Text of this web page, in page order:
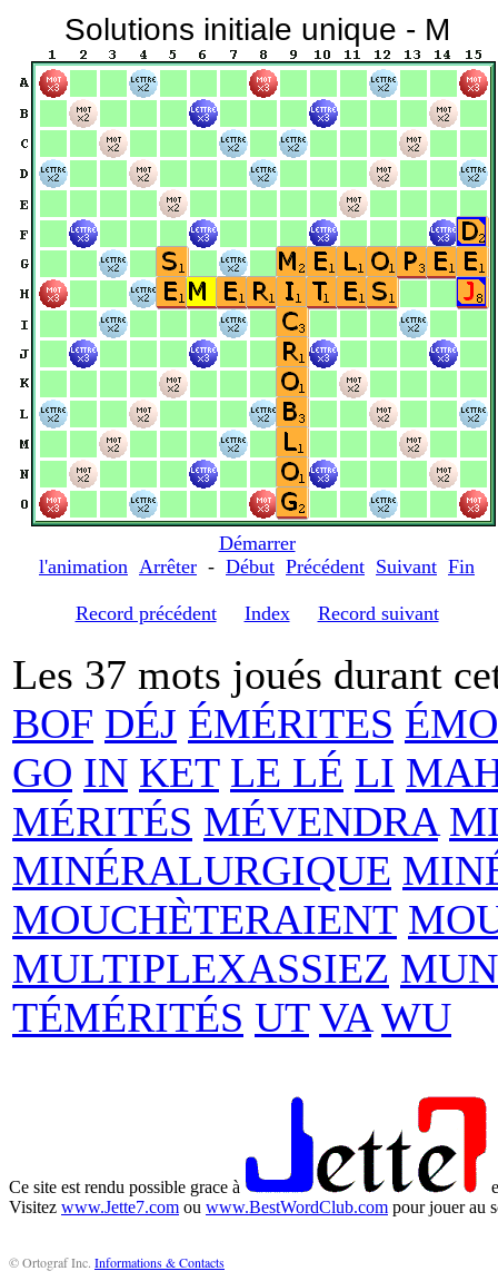
Solutions initiale unique - M
Démarrer
l'animation Arrêter - Début Précédent Suivant Fin
Record précédent Index Record suivant
Les 37 mots joués durant
BOF DÉJ ÉMÉRITES
GO IN KET LE LÉ LI
MÉRITÉS MÉVENDRA
MINÉRALURGIQUE
MOUCHÈTERAIENT
MULTIPLEXASSIEZ
TÉMÉRITÉS UT VA WU
Ce site est rendu possible grace à
Visitez www.Jette7.com ou www.BestWordClub.com pour jouer au
© Ortograf Inc. Informations & Contacts